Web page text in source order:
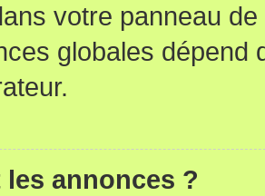
votre panneau
globales dépend
les annonces ?